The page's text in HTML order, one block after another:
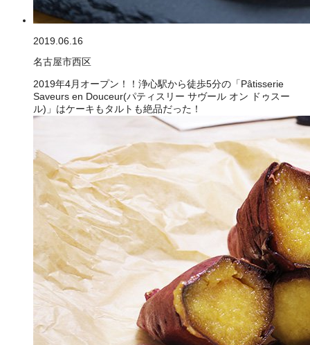
2019.06.16
名古屋市西区
2019年4月オープン！！浄心駅から徒歩5分の「Pâtisserie
Saveurs en Douceur(パティスリー サヴール オン ドゥスー
ル)」はケーキもタルトも絶品だった！